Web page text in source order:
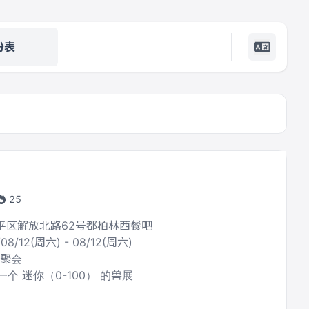
表
25
区解放北路62号都柏林西餐吧
12(周六) - 08/12(周六)
会
个 迷你（0-100） 的兽展